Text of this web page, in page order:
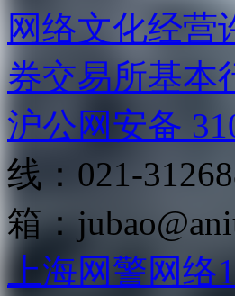
网络文化经营
券交易所基本
沪公网安备
线：021-
箱：
上海网警网络